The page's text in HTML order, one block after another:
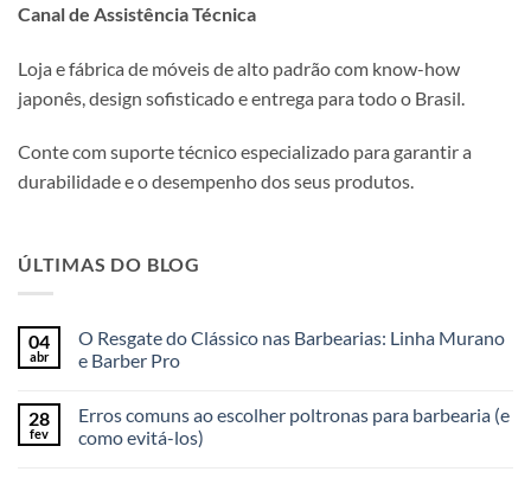
Canal de Assistência Técnica
Loja e fábrica de móveis de alto padrão com know-how
japonês, design sofisticado e entrega para todo o Brasil.
Conte com suporte técnico especializado para garantir a
durabilidade e o desempenho dos seus produtos.
ÚLTIMAS DO BLOG
04
abr
O Resgate do Clássico nas Barbearias: Linha Murano
e Barber Pro
28
fev
Erros comuns ao escolher poltronas para barbearia (e
como evitá-los)